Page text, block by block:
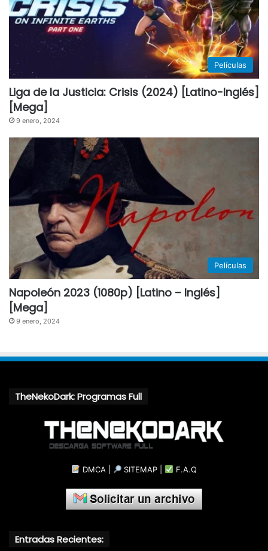
Películas
Liga de la Justicia: Crisis (2024) [Latino-Inglés]
[Mega]
9 enero, 2024
Películas
Napoleón 2023 (1080p) [Latino – Inglés]
[Mega]
9 enero, 2024
TheNekoDark: Programas Full
DMCA SITEMAP F.A.Q
Entradas Recientes: